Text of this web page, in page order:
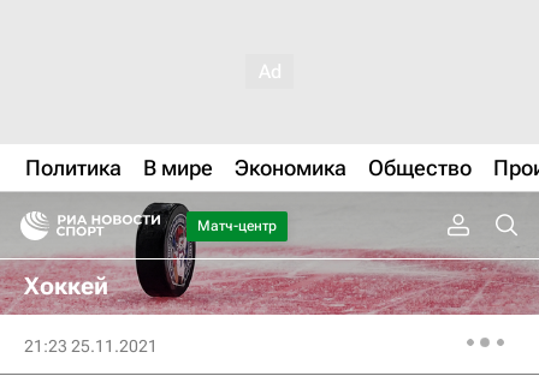
Политика В мире Экономика Общество
Матч-центр
Хоккей
21:23 25.11.2021